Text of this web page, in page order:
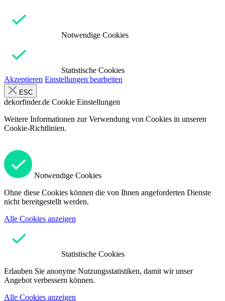
Notwendige Cookies
Statistische Cookies
Akzeptieren Einstellungen bearbeiten
ESC
dekorfinder.de Cookie Einstellungen
Weitere Informationen zur Verwendung von Cookies in unseren
Cookie-Richtlinien.
Notwendige Cookies
Ohne diese Cookies können die von Ihnen angeforderten Dienste
nicht bereitgestellt werden.
Alle Cookies anzeigen
Statistische Cookies
Erlauben Sie anonyme Nutzungsstatistiken, damit wir unser
Angebot verbessern können.
Alle Cookies anzeigen